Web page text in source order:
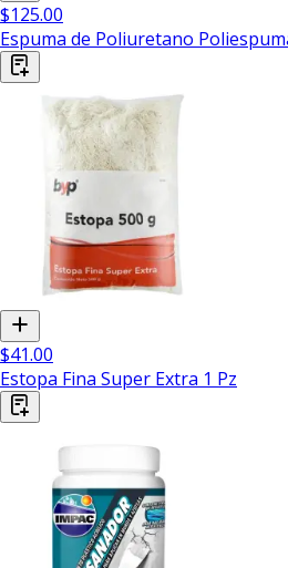
$125.00
Espuma de Poliuretano
$41.00
Estopa Fina Super Extra 1 Pz